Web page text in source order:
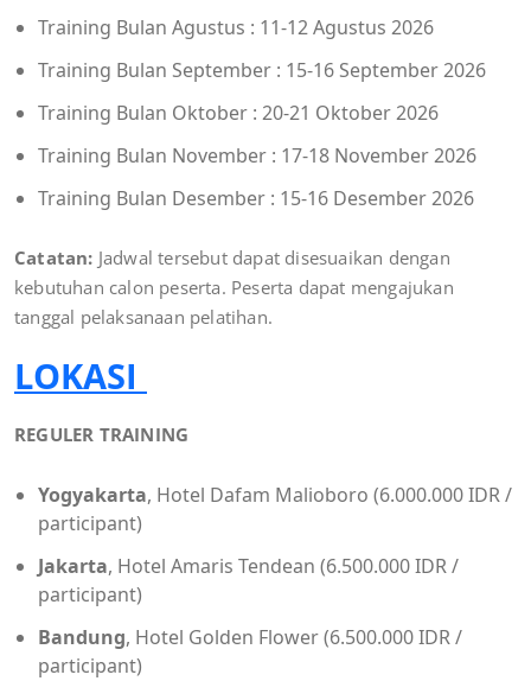
Training Bulan Agustus : 11-12 Agustus 2026
Training Bulan September : 15-16 September 2026
Training Bulan Oktober : 20-21 Oktober 2026
Training Bulan November : 17-18 November 2026
Training Bulan Desember : 15-16 Desember 2026
Catatan: Jadwal tersebut dapat disesuaikan dengan
kebutuhan calon peserta. Peserta dapat mengajukan
tanggal pelaksanaan pelatihan.
LOKASI
REGULER TRAINING
Yogyakarta, Hotel Dafam Malioboro (6.000.000 IDR /
participant)
Jakarta, Hotel Amaris Tendean (6.500.000 IDR /
participant)
Bandung, Hotel Golden Flower (6.500.000 IDR /
participant)